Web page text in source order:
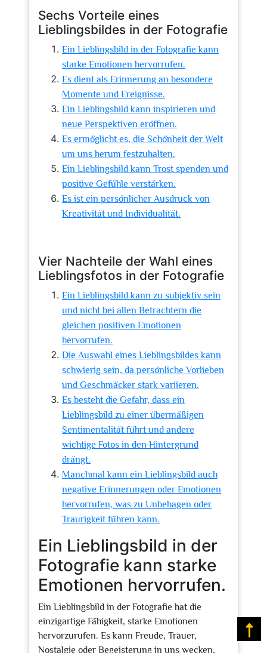
Sechs Vorteile eines
Lieblingsbildes in der Fotografie
Ein Lieblingsbild in der Fotografie kann
starke Emotionen hervorrufen.
Es dient als Erinnerung an besondere
Momente und Ereignisse.
Ein Lieblingsbild kann inspirieren und
neue Perspektiven eröffnen.
Es ermöglicht es, die Schönheit der Welt
um uns herum festzuhalten.
Ein Lieblingsbild kann Trost spenden und
positive Gefühle verstärken.
Es ist ein persönlicher Ausdruck von
Kreativität und Individualität.
Vier Nachteile der Wahl eines
Lieblingsfotos in der Fotografie
Ein Lieblingsbild kann zu subjektiv sein
und nicht bei allen Betrachtern die
gleichen positiven Emotionen
hervorrufen.
Die Auswahl eines Lieblingsbildes kann
schwierig sein, da persönliche Vorlieben
und Geschmäcker stark variieren.
Es besteht die Gefahr, dass ein
Lieblingsbild zu einer übermäßigen
Sentimentalität führt und andere
wichtige Fotos in den Hintergrund
drängt.
Manchmal kann ein Lieblingsbild auch
negative Erinnerungen oder Emotionen
hervorrufen, was zu Unbehagen oder
Traurigkeit führen kann.
Ein Lieblingsbild in der
Fotografie kann starke
Emotionen hervorrufen.
Ein Lieblingsbild in der Fotografie hat die
einzigartige Fähigkeit, starke Emotionen
hervorzurufen. Es kann Freude, Trauer,
Nostalgie oder Begeisterung in uns wecken,